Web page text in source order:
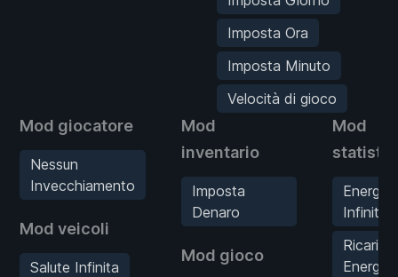
Imposta Ora
Imposta Minuto
Velocità di gioco
Mod giocatore
Nessun
Invecchiamento
Mod veicoli
Salute Infinita
Mod
inventario
Imposta
Denaro
Mod gioco
Mod
Energia
Infinita
Ricarica
Energia